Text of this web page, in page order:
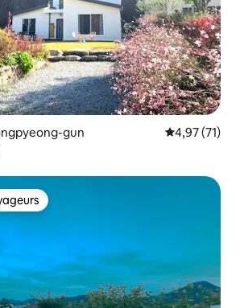
gun Évaluation
4,97 (71)